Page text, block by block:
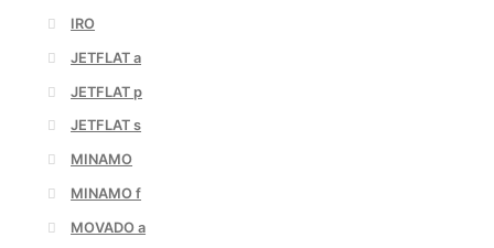
IRO
JETFLAT a
JETFLAT p
JETFLAT s
MINAMO
MINAMO f
MOVADO a